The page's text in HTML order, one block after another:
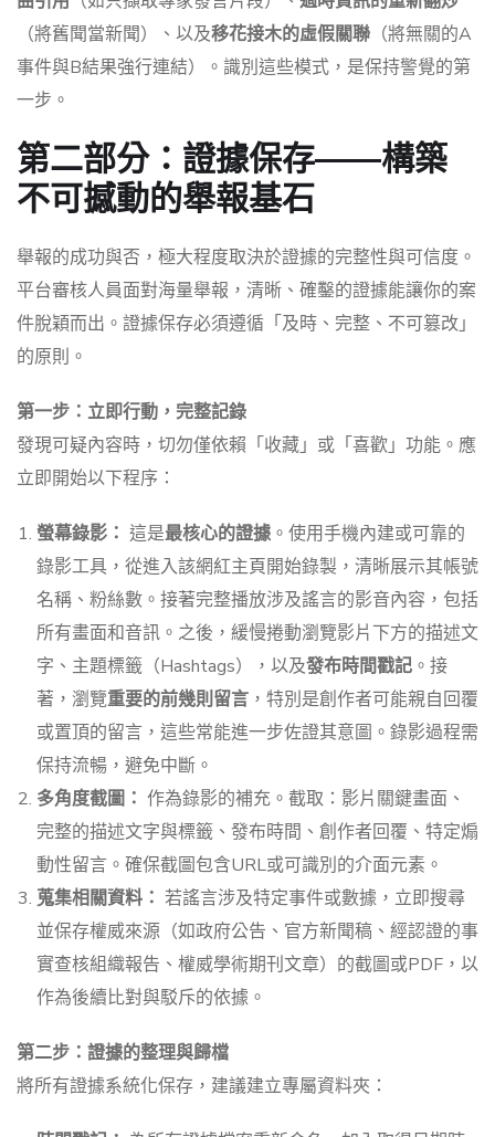
（將舊聞當新聞）、以及移花接木的虛假關聯 （將無關的A
事件與B結果強行連結）。識別這些模式，是保持警覺的第
一步。
第二部分：證據保存——構築
不可撼動的舉報基石
舉報的成功與否，極大程度取決於證據的完整性與可信度。
平台審核人員面對海量舉報，清晰、確鑿的證據能讓你的案
件脫穎而出。證據保存必須遵循「及時、完整、不可篡改」
的原則。
第一步：立即行動，完整記錄
發現可疑內容時，切勿僅依賴「收藏」或「喜歡」功能。應
立即開始以下程序：
螢幕錄影： 這是最核心的證據 。使用手機內建或可靠的
錄影工具，從進入該網紅主頁開始錄製，清晰展示其帳號
名稱、粉絲數。接著完整播放涉及謠言的影音內容，包括
所有畫面和音訊。之後，緩慢捲動瀏覽影片下方的描述文
字、主題標籤（Hashtags），以及發布時間戳記 。接
著，瀏覽重要的前幾則留言 ，特別是創作者可能親自回覆
或置頂的留言，這些常能進一步佐證其意圖。錄影過程需
保持流暢，避免中斷。
多角度截圖： 作為錄影的補充。截取：影片關鍵畫面、
完整的描述文字與標籤、發布時間、創作者回覆、特定煽
動性留言。確保截圖包含URL或可識別的介面元素。
蒐集相關資料： 若謠言涉及特定事件或數據，立即搜尋
並保存權威來源（如政府公告、官方新聞稿、經認證的事
實查核組織報告、權威學術期刊文章）的截圖或PDF，以
作為後續比對與駁斥的依據。
第二步：證據的整理與歸檔
將所有證據系統化保存，建議建立專屬資料夾：